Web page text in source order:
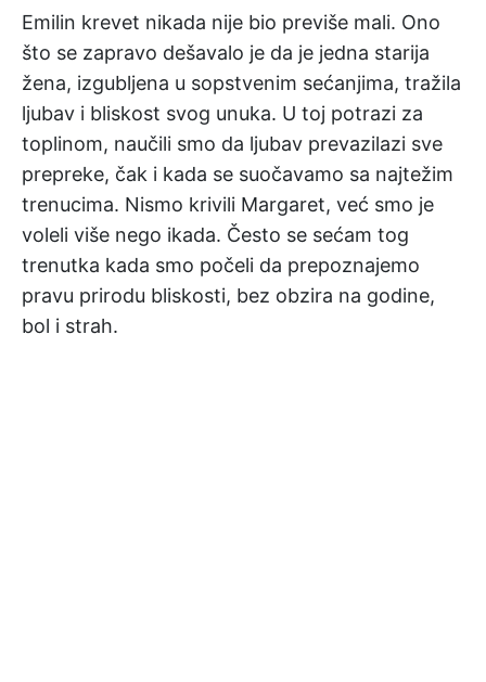
Emilin krevet nikada nije bio previše mali. Ono
što se zapravo dešavalo je da je jedna starija
žena, izgubljena u sopstvenim sećanjima, tražila
ljubav i bliskost svog unuka. U toj potrazi za
toplinom, naučili smo da ljubav prevazilazi sve
prepreke, čak i kada se suočavamo sa najtežim
trenucima. Nismo krivili Margaret, već smo je
voleli više nego ikada. Često se sećam tog
trenutka kada smo počeli da prepoznajemo
pravu prirodu bliskosti, bez obzira na godine,
bol i strah.